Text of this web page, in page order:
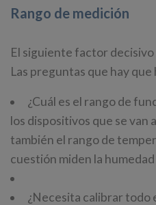
Rango de medición
El siguiente factor decisivo
Las preguntas que hay que
¿Cuál es el rango de
los dispositivos que se van
también el rango de
cuestión miden la
¿Necesita calibrar todo